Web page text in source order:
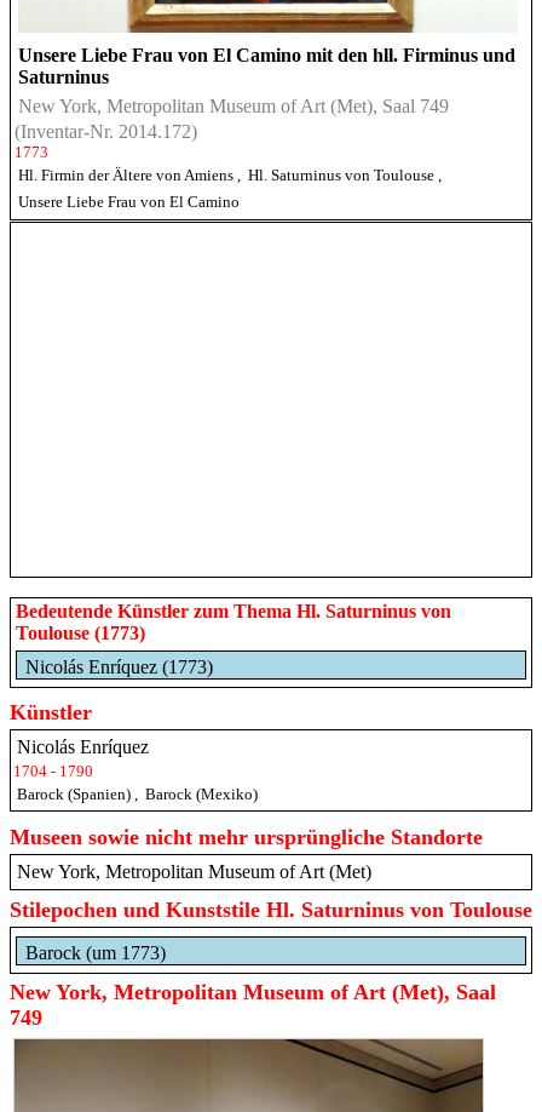
Unsere Liebe Frau von El Camino mit den hll. Firminus und
Saturninus
New York, Metropolitan Museum of Art (Met), Saal 749
(Inventar-Nr. 2014.172)
1773
Hl. Firmin der Ältere von Amiens
Hl. Saturninus von Toulouse
Unsere Liebe Frau von El Camino
Bedeutende Künstler zum Thema Hl. Saturninus von
Toulouse (1773)
Nicolás Enríquez (1773)
Künstler
Nicolás Enríquez
1704 - 1790
Barock (Spanien)
Barock (Mexiko)
Museen sowie nicht mehr ursprüngliche Standorte
New York, Metropolitan Museum of Art (Met)
Stilepochen und Kunststile Hl. Saturninus von Toulouse
Barock (um 1773)
New York, Metropolitan Museum of Art (Met), Saal
749